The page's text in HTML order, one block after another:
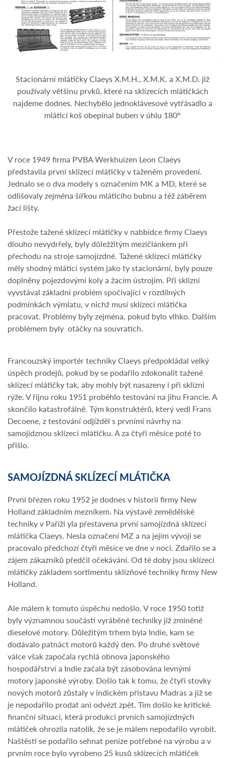
Stacionární mlátičky Claeys X.M.H., X.M.K. a X.M.D. již
používaly většinu prvků, které na sklízecích mlátičkách
najdeme dodnes. Nechybělo jednoklávesové vytřásadlo a
mláticí koš obepínal buben v úhlu 180°
V roce 1949 firma PVBA Werkhuizen Leon Claeys
představila první sklízecí mlátičky v taženém provedení.
Jednalo se o dva modely s označením MK a MD, které se
odlišovaly zejména šířkou mláticího bubnu a též záběrem
žací lišty.
Přestože tažené sklízecí mlátičky v nabbídce firmy Claeys
dlouho nevydrřely, byly důležžitým mezičlánkem při
přechodu na stroje samojízdné. Tažené sklízecí mlátičky
měly shodný mláticí systém jako ty stacionární, byly pouze
doplněny pojezdovými koly a žacím ústrojím. Při sklizni
vyvstával základní problém spočívající v rozdílných
podmínkách výmlatu, v nichž musí sklízecí mlátička
pracovat. Problémy byly zejména, pokud bylo vlhko. Dalším
problémem byly otáčky na souvratích.
Francouzský importér techniky Claeys předpokládal velký
úspěch prodejů, pokud by se podařilo zdokonalit tažené
sklízecí mlátičky tak, aby mohly být nasazeny i při sklizni
rýže. V říjnu roku 1951 proběhlo testování na jihu Francie. A
skončilo katastrofálně. Tým konstruktérů, který vedl Frans
Decoene, z testování odjížděl s prvními návrhy na
samojídznou sklízecí mlátičku. A za čtyři měsíce poté to
přišlo.
SAMOJÍZDNÁ SKLÍZECÍ MLÁTIČKA
První březen roku 1952 je dodnes v historii firmy New
Holland základním mezníkem. Na výstavě zemědělské
techniky v Paříži yla přestavena první samojízdná sklízecí
mlátička Claeys. Nesla označení MZ a na jejím vývoji se
pracovalo předchozí čtyři měsíce ve dne v noci. Zdařilo se a
zájem zákazníků předčil očekávání. Od té doby jsou sklízecí
mlátičky základem sortimentu sklizňové techniky firmy New
Holland.
Ale málem k tomuto úspěchu nedošlo. V roce 1950 totiž
byly významnou součástí vyráběné techniky již zmíněné
dieselové motory. Důležitým trhem byla Indie, kam se
dodávalo patnáct motorů každý den. Po druhé světové
válce však započala rychlá obnova japonského
hospodářstrví a Indie začala být zásobována levnými
motory japonské výroby. Došlo tak k tomu, že čtyři stovky
nových motorů zůstaly v indickém přístavu Madras a již se
je nepodařilo prodat ani odvézt zpět. Tím došlo ke kritické
finanční situaci, která produkci prvních samojízdných
mlátiček ohrozila natolik, že se je málem nepodařilo vyrobit.
Naštěstí se podařilo sehnat peníze potřebné na výrobu a v
prvním roce bylo vyrobeno 25 kusů sklízecích mlátiček